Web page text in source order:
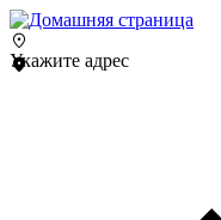
Укажите адрес